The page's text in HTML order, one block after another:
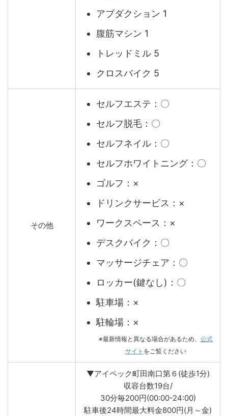
アブダクション 1
腹筋マシン 1
トレッドミル 5
クロスバイク 5
その他
セルフエステ：〇
セルフ脱毛：〇
セルフネイル：〇
セルフホワイトニング：〇
ゴルフ：×
ドリンクサービス：×
ワークスペース：×
デスクバイク：〇
マッサージチェア：〇
ロッカー(鍵なし)：〇
駐車場：×
駐輪場：×
※最新情報と異なる場合があるため、 公式
サイト をご覧ください
▼アイペック町田南口第６(徒歩1分)
収容台数19台/
30分毎200円(00:00-24:00)
駐車後24時間最大料金800円(月～金)